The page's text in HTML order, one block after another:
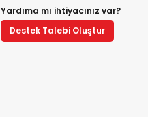
Yardıma mı ihtiyacınız var?
Destek Talebi Oluştur